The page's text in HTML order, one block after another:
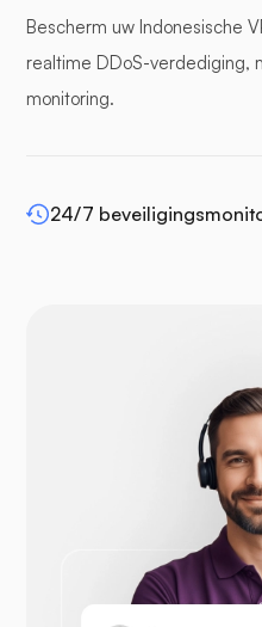
WP-
Opencart
Bescherm uw Indonesische
realtime DDoS-verdediging,
monitoring.
24/7